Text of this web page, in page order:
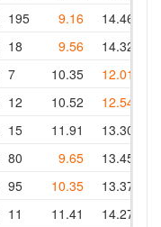
195 9.16 14.46
18 9.56 14.32
7 10.35 12.01
12 10.52 12.54
15 11.91 13.30
80 9.65 13.45
95 10.35 13.37
11 11.41 14.27